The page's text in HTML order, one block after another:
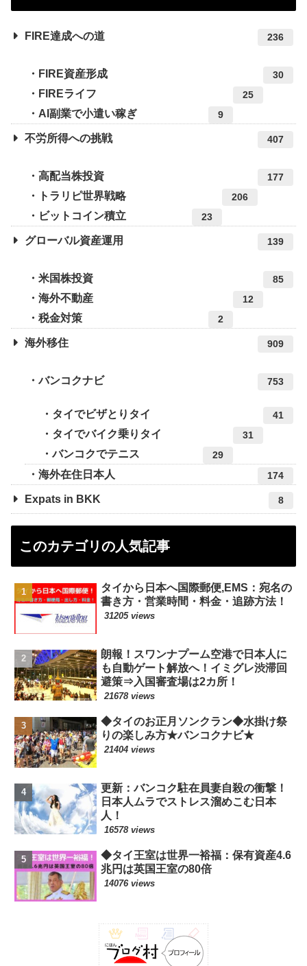
FIRE達成への道 236
FIRE資産形成 30
FIREライフ 25
AI副業で小遣い稼ぎ 9
不労所得への挑戦 407
高配当株投資 177
トラリピ世界戦略 206
ビットコイン積立 23
グローバル資産運用 139
米国株投資 85
海外不動産 12
税金対策 2
海外移住 909
バンコクナビ 753
タイでビザとりタイ 41
タイでバイク乗りタイ 31
バンコクでテニス 29
海外在住日本人 174
Expats in BKK 8
このカテゴリの人気記事
タイから日本へ国際郵便,EMS：宛名の
書き方・営業時間・料金・追跡方法！
31205 views
朗報！スワンナプーム空港で日本人に
も自動ゲート解放へ！イミグレ渋滞回
避策⇒入国審査場は2カ所！
21678 views
◆タイのお正月ソンクラン◆水掛け祭
りの楽しみ方★バンコクナビ★
21404 views
更新：バンコク駐在員妻自殺の衝撃！
日本人ムラでストレス溜めこむ日本
人！
16578 views
◆タイ王室は世界一裕福：保有資産4.6
兆円は英国王室の80倍
14076 views